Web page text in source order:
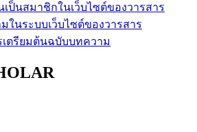
เป็นสมาชิกในเว็บไซต์ของวารสาร
ในระบบเว็บไซต์ของวารสาร
ตรียมต้นฉบับบทความ